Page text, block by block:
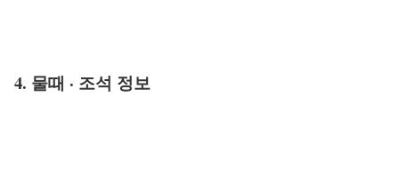
4. 물때 · 조석 정보